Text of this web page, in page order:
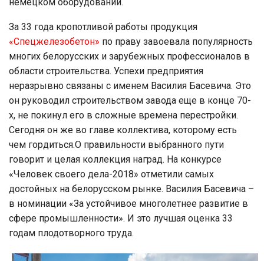
За 33 года кропотливой работы продукция
«Спецжелезобетон» по праву завоевала популярность
многих белорусских и зарубежных профессионалов в
области строительства. Успехи предприятия
неразрывно связаны с именем Василия Басевича. Это
он руководил строительством завода еще в конце 70-
х, не покинул его в сложные времена перестройки.
Сегодня он же во главе коллектива, которому есть
чем гордиться.О правильности выбранного пути
говорит и целая коллекция наград. На конкурсе
«Человек своего дела-2018» отметили самых
достойных на белорусском рынке. Василия Басевича –
в номинации «За устойчивое многолетнее развитие в
сфере промышленности». И это лучшая оценка 33
годам плодотворного труда.